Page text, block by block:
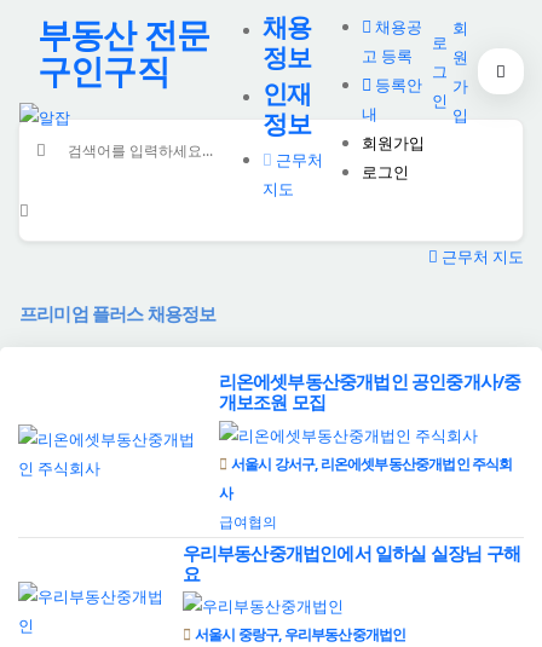
부동산 전문
구인구직
채용
정보
인재
정보
근무처
지도
채용공
고 등록
등록안
내
회원가입
로그인
로
그
인
회
원
가
입
근무처 지도
프리미엄 플러스 채용정보
리온에셋부동산중개법인 공인중개사/중
개보조원 모집
서울시 강서구, 리온에셋부동산중개법인 주식회
사
급여협의
우리부동산중개법인에서 일하실 실장님 구해
요
서울시 중랑구, 우리부동산중개법인